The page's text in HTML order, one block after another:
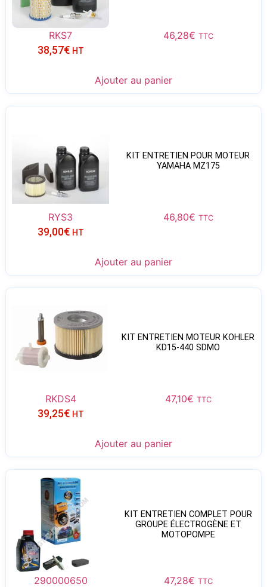
RKS7 46,28€ TTC
38,57€ HT
Ajouter au panier
KIT ENTRETIEN POUR MOTEUR
YAMAHA MZ175
RYS3 46,80€ TTC
39,00€ HT
Ajouter au panier
KIT ENTRETIEN MOTEUR KOHLER
KD15-440 SDMO
RKDS4 47,10€ TTC
39,25€ HT
Ajouter au panier
KIT ENTRETIEN COMPLET POUR
GROUPE ÉLECTROGÈNE ET
MOTOPOMPE
290000650 47,28€ TTC